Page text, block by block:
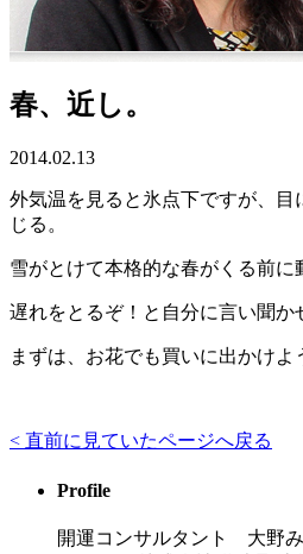
春、近し。
2014.02.13
外気温を見ると氷点下ですが、
じる。
雪がとけて本格的な春がくる前に
遅れをとるぞ！と自分に言い聞か
まずは、お花でも買いに出かけよ
< 直前に見ていたページへ戻る
Profile
開運コンサルタント 大野